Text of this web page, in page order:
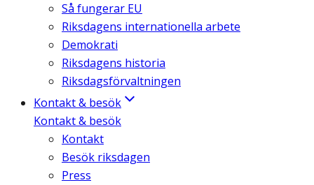
Så fungerar EU
Riksdagens internationella arbete
Demokrati
Riksdagens historia
Riksdagsförvaltningen
Kontakt & besök
Kontakt & besök
Kontakt
Besök riksdagen
Press